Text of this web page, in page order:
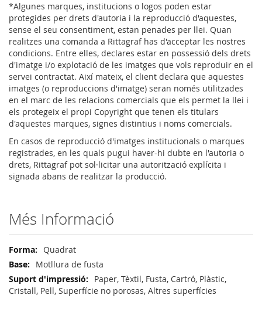
*Algunes marques, institucions o logos poden estar
protegides per drets d'autoria i la reproducció d'aquestes,
sense el seu consentiment, estan penades per llei. Quan
realitzes una comanda a Rittagraf has d'acceptar les nostres
condicions. Entre elles, declares estar en possessió dels drets
d'imatge i/o explotació de les imatges que vols reproduir en el
servei contractat. Així mateix, el client declara que aquestes
imatges (o reproduccions d'imatge) seran només utilitzades
en el marc de les relacions comercials que els permet la llei i
els protegeix el propi Copyright que tenen els titulars
d'aquestes marques, signes distintius i noms comercials.
En casos de reproducció d'imatges institucionals o marques
registrades, en les quals pugui haver-hi dubte en l'autoria o
drets, Rittagraf pot sol·licitar una autorització explícita i
signada abans de realitzar la producció.
Més Informació
Més
Informació
Quadrat
Motllura de fusta
Paper, Tèxtil, Fusta, Cartró, Plàstic,
Cristall, Pell, Superfície no porosas, Altres superfícies